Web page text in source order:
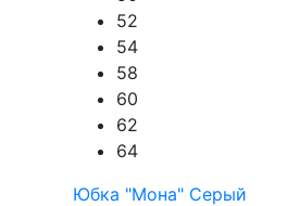
52
54
58
60
62
64
Юбка "Мона" Серый